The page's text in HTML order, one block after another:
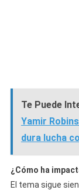
Te Puede
Yamir
dura lucha
¿Cómo ha
El tema sigue